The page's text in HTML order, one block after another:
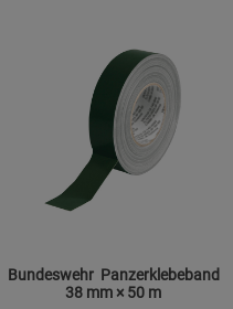
Bundeswehr Panzerklebeband
38 mm × 50 m